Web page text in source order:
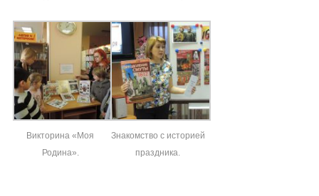
Викторина «Моя
Родина».
Знакомство с историей
праздника.